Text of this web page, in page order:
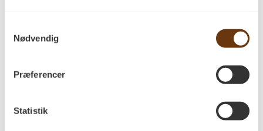
Nødvendig
Præferencer
Statistik
øget holdbarhed i form af flere slidlag – Så
hvor et maks. 22 mm tykt gulv er det mest